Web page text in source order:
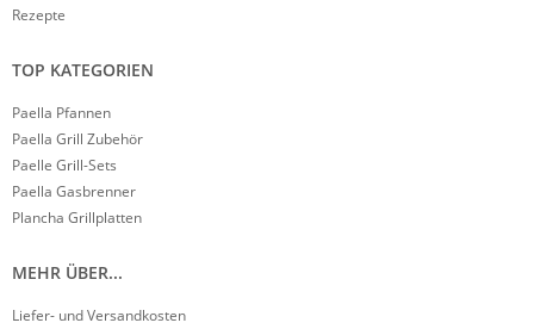
Rezepte
TOP KATEGORIEN
Paella Pfannen
Paella Grill Zubehör
Paelle Grill-Sets
Paella Gasbrenner
Plancha Grillplatten
MEHR ÜBER...
Liefer- und Versandkosten